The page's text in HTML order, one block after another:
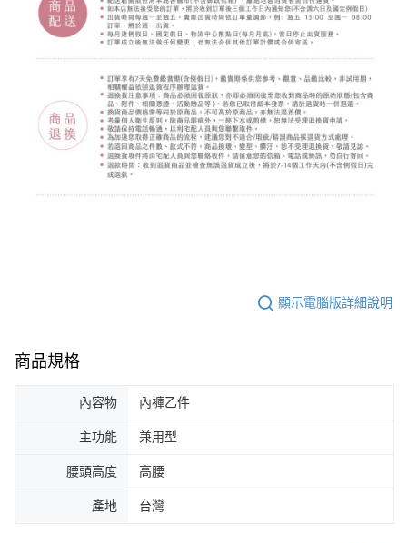
顯示電腦版詳細說明
商品規格
內容物 內褲乙件
主功能 兼用型
腰頭高度 高腰
產地 台灣